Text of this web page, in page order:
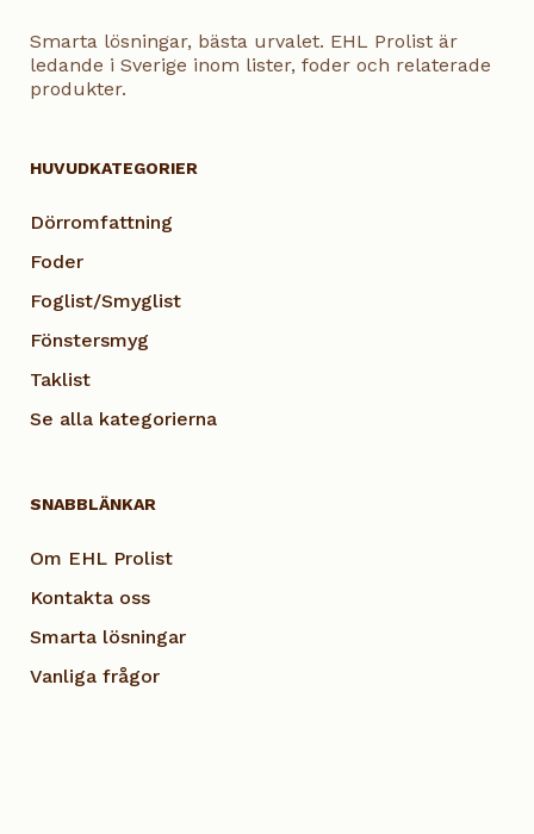
Smarta lösningar, bästa urvalet. EHL Prolist är
ledande i Sverige inom lister, foder och relaterade
produkter.
HUVUDKATEGORIER
Dörromfattning
Foder
Foglist/Smyglist
Fönstersmyg
Taklist
Se alla kategorierna
SNABBLÄNKAR
Om EHL Prolist
Kontakta oss
Smarta lösningar
Vanliga frågor